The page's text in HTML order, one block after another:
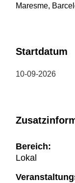
Maresme,
Startdatum
10-09-2026
Bereich:
Lokal